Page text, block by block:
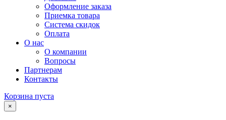
Оформление заказа
Приемка товара
Система скидок
Оплата
О нас
О компании
Вопросы
Партнерам
Контакты
Корзина пуста
×